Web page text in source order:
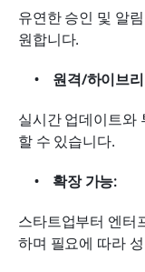
유연한 승인 및 알
원합니다.
원격/하이브
실시간 업데이트와
할 수 있습니다.
확장 가능:
스타트업부터 엔터
하며 필요에 따라